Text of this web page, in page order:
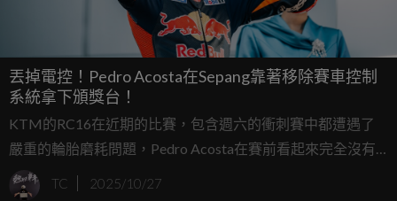
丟掉電控！Pedro Acosta在Sepang靠著移除賽車控制
系統拿下頒獎台！
KTM的RC16在近期的比賽，包含週六的衝刺賽中都遭遇了
嚴重的輪胎磨耗問題，Pedro Acosta在賽前看起來完全沒有
機會在正賽中使用軟胎堅持太久。
TC 2025/10/27